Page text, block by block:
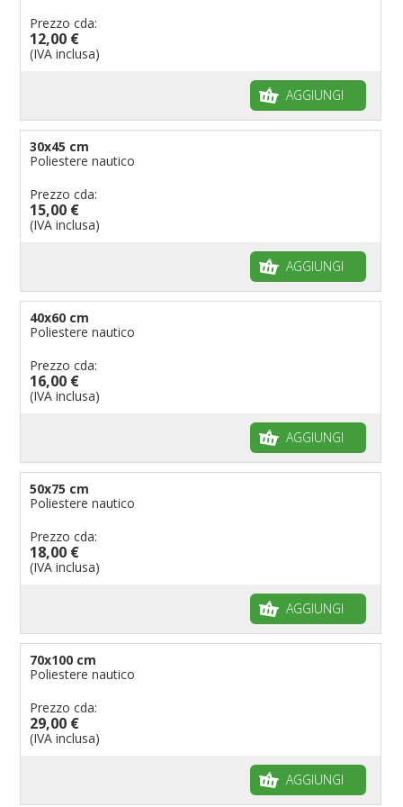
Bandiere per riserve naturali e parchi
Bandiere per musicisti
pennoni per bandiere
Prezzo cda:
12,00 €
(IVA inclusa)
AGGIUNGI
30x45 cm
Poliestere nautico
Prezzo cda:
15,00 €
(IVA inclusa)
AGGIUNGI
40x60 cm
Poliestere nautico
Prezzo cda:
16,00 €
(IVA inclusa)
AGGIUNGI
50x75 cm
Poliestere nautico
Prezzo cda:
18,00 €
(IVA inclusa)
AGGIUNGI
70x100 cm
Poliestere nautico
Prezzo cda:
29,00 €
(IVA inclusa)
AGGIUNGI